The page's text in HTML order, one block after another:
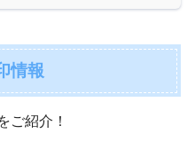
情報
ご紹介！